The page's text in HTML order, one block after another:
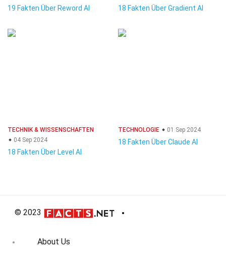
19 Fakten Über Reword AI 18 Fakten Über Gradient AI
TECHNIK & WISSENSCHAFTEN
04 Sep 2024
18 Fakten Über Level AI
TECHNOLOGIE 01 Sep 2024
18 Fakten Über Claude AI
© 2023
About Us